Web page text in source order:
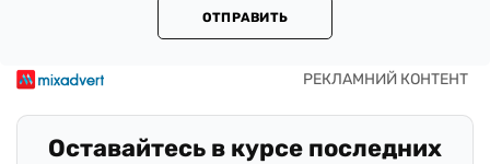
ОТПРАВИТЬ
Оставайтесь в курсе последних